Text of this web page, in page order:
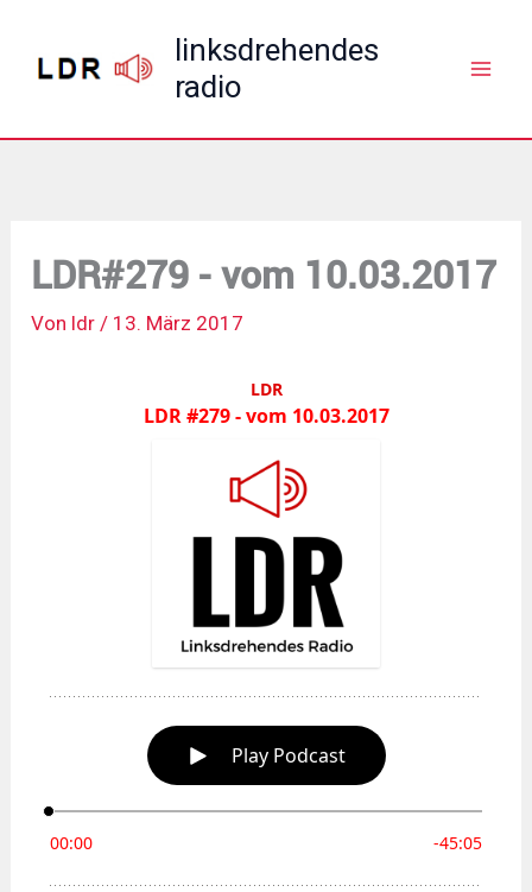
springen
linksdrehendes
radio
LDR#279 - vom 10.03.2017
Von ldr / 13. März 2017